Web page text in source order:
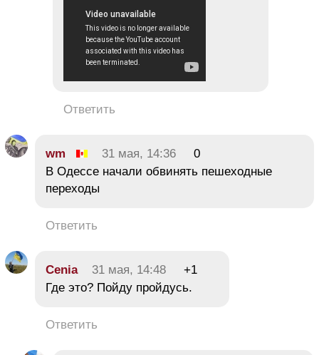
Ответить
wm 31 мая, 14:36
0
В Одессе начали обвинять пешеходные
переходы
Ответить
Cenia 31 мая, 14:48
+1
Где это? Пойду пройдусь.
Ответить